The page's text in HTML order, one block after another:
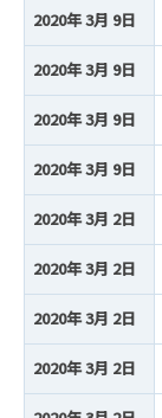
2020年 3月 9日
2020年 3月 9日
2020年 3月 9日
2020年 3月 9日
2020年 3月 2日
2020年 3月 2日
2020年 3月 2日
2020年 3月 2日